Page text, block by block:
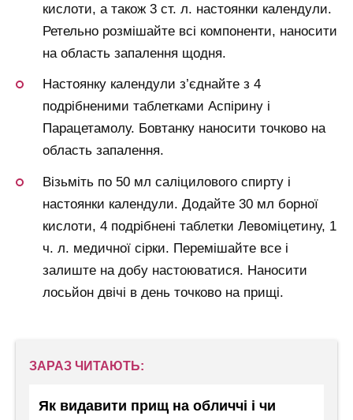
кислоти, а також 3 ст. л. настоянки календули.
Ретельно розмішайте всі компоненти, наносити
на область запалення щодня.
Настоянку календули з’єднайте з 4
подрібненими таблетками Аспірину і
Парацетамолу. Бовтанку наносити точково на
область запалення.
Візьміть по 50 мл саліцилового спирту і
настоянки календули. Додайте 30 мл борної
кислоти, 4 подрібнені таблетки Левоміцетину, 1
ч. л. медичної сірки. Перемішайте все і
залиште на добу настоюватися. Наносити
лосьйон двічі в день точково на прищі.
ЗАРАЗ ЧИТАЮТЬ:
Як видавити прищ на обличчі і чи